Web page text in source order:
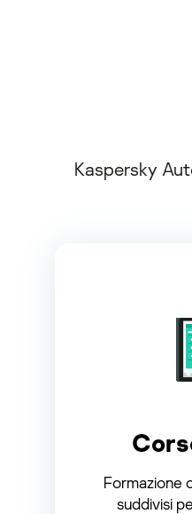
Kaspersky
Formazione
suddivisi